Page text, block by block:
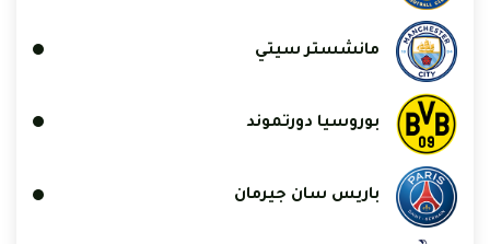
مانشستر سيتي
بوروسيا دورتموند
باريس سان جيرمان